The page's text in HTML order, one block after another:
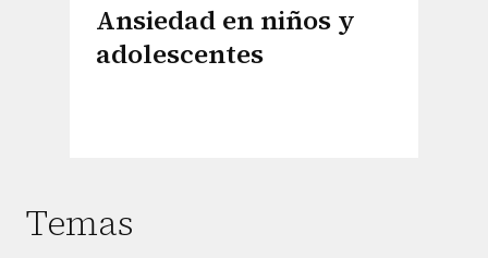
Ansiedad en niños y
adolescentes
Temas